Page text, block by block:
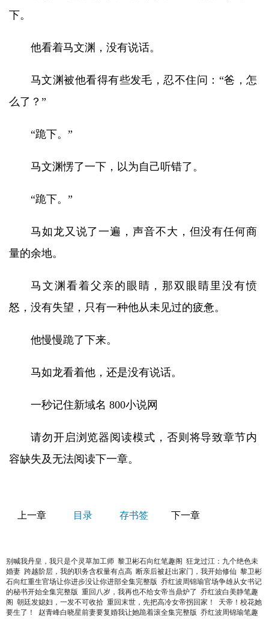
下。
他看着马文渊，没有说话。
马文渊被他看得有些发毛，忍不住问：“爸，怎
么了？”
“跪下。”
马文渊愣了一下，以为自己听错了。
“跪下。”
马如龙又说了一遍，声音不大，但没有任何商
量的余地。
马文渊看着父亲的眼睛，那双眼睛里没有愤
怒，没有失望，只有一种他从未见过的疲惫。
他慢慢跪了下来。
马如龙看着他，还是没有说话。
一秒记住新域名 800小说网
请勿开启浏览器阅读模式，否则将导致章节内
容缺失及无法阅读下一章。
上一章 目录 存书签 下一章
别喊我丹皇，我只是个灵草加工师 黎卫彬石向红笔趣阁 狂龙过江：九个绝色未
婚妻 跨越阶层，我的职务含权量有点高 断亲后被赶出家门，我开始修仙 黎卫彬
石向红重生官场让你进步没让你进部全集完整版 乔红波周锦瑜官场争雄从女书记
的秘书开始全集完整版 重回八岁，我再也不给女帝当鼎炉了 乔红波白美静笔趣
阁 朝廷发媳妇，一发不可收拾 重回末世，先把高冷女帝拐回家！
天帝！校花她
要生了！
赵青峰白晓星前妻要复婚我让她跪着滚全集完整版 乔红波周锦瑜笔趣